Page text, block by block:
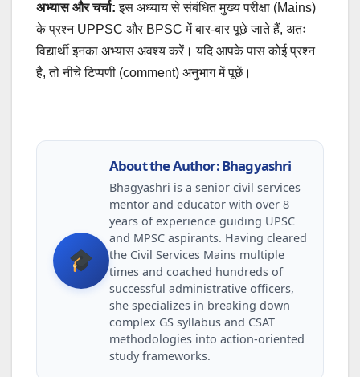
अभ्यास और चर्चा: इस अध्याय से संबंधित मुख्य परीक्षा (Mains)
के प्रश्न UPPSC और BPSC में बार-बार पूछे जाते हैं, अतः
विद्यार्थी इनका अभ्यास अवश्य करें। यदि आपके पास कोई प्रश्न
है, तो नीचे टिप्पणी (comment) अनुभाग में पूछें।
About the Author: Bhagyashri
Bhagyashri is a senior civil services
mentor and educator with over 8
years of experience guiding UPSC
and MPSC aspirants. Having cleared
the Civil Services Mains multiple
times and coached hundreds of
successful administrative officers,
she specializes in breaking down
complex GS syllabus and CSAT
methodologies into action-oriented
study frameworks.